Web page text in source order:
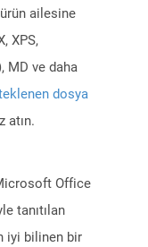
ailesine
XPS,
MD ve daha
dosya
atın.
Office
tanıtılan
iyi bilinen bir